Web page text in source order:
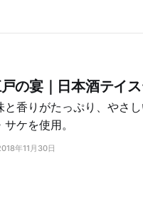
の宴｜日本酒テイ
と香りがたっぷり、やさ
ケを使用。
年11月30日